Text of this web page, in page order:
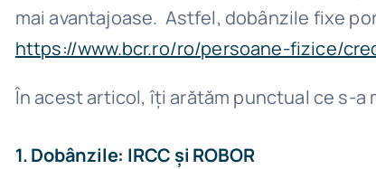
mai avantajoase. Astfel, dobânzile fixe
https://www.bcr.ro/ro/persoane-fizice/
În acest articol, îți arătăm punctual ce s-a
1. Dobânzile: IRCC și ROBOR